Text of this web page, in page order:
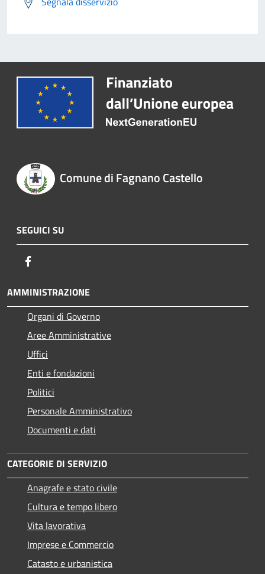
Comune di Fagnano Castello
SEGUICI SU
AMMINISTRAZIONE
Organi di Governo
Aree Amministrative
Uffici
Enti e fondazioni
Politici
Personale Amministrativo
Documenti e dati
CATEGORIE DI SERVIZIO
Anagrafe e stato civile
Cultura e tempo libero
Vita lavorativa
Imprese e Commercio
Catasto e urbanistica